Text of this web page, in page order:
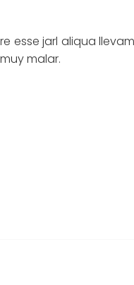
esse jarl aliqua
malar.